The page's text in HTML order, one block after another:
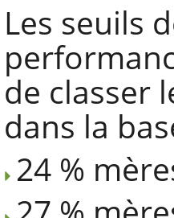
Les seuils
de classer
dans la
24 %